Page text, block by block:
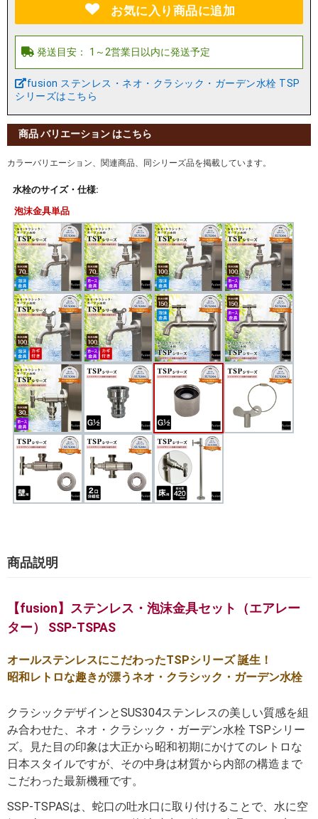
お気に入り商品に追加
fusion ステンレス・ネオ・クラシック・ガーデン水栓 TSP
シリーズはこちら
商品 バリエーション はこちら
カラーバリエーション、関連商品、同シリーズ品を掲載しています。
水栓のサイズ・仕様:
泡沫金具単品
商品説明
【fusion】ステンレス・泡沫金具セット（エアレー
ター） SSP-TSPAS
オールステンレスにこだわったTSPシリーズ 誕生！
昭和レトロな趣きが漂うネオ・クラシック・ガーデン水栓
クラシックデザインとSUS304ステンレスの美しい質感を組
み合わせた、ネオ・クラシック・ガーデン水栓 TSPシリー
ズ。見た目の印象は大正から昭和初期にかけてのレトロな
日本スタイルですが、その中身は材質から内部の構造まで
こだわった最新機種です。
SSP-TSPASは、蛇口の吐水口に取り付けることで、水に空